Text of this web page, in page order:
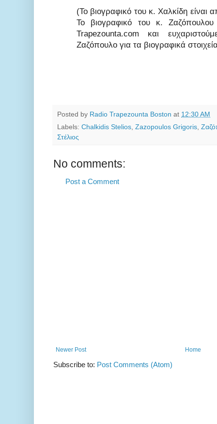
(Το βιογραφικό του κ. Χαλκίδη είναι
Το βιογραφικό του κ.
Trapezounta.com και
Ζαζόπουλο για τα βιογραφικά
Posted by Radio Trapezounta Boston at 12:30 AM
Labels: Chalkidis Stelios, Zazopoulos Grigoris,
Στέλιος
No comments:
Post a Comment
Newer Post Home
Subscribe to: Post Comments (Atom)